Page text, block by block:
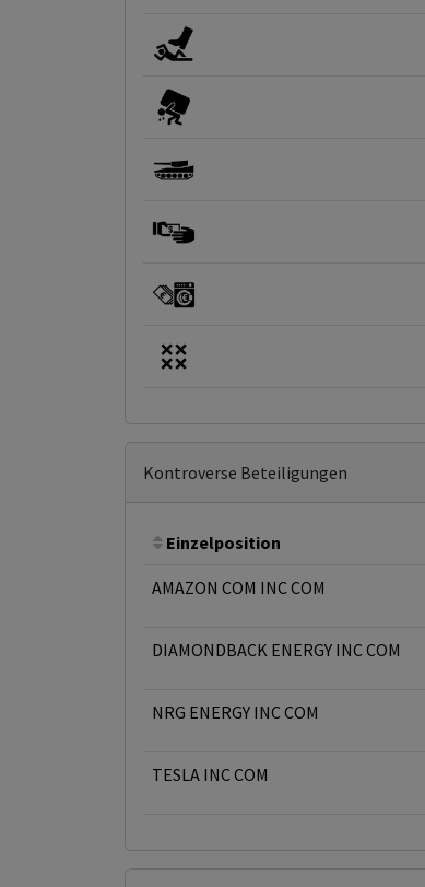
Kontroverse Beteiligungen
Einzelposition
AMAZON COM INC COM
DIAMONDBACK ENERGY INC COM
NRG ENERGY INC COM
TESLA INC COM